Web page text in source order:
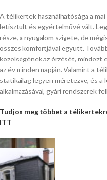
A télikertek használhatósága a
letisztult és egyértelművé vált.
része, a nyugalom szigete, de
összes komfortjával együtt.
közelségének az érzését, mindezt
az év minden napján. Valamint a
statikailag legyen méretezve, és
alkalmazásával, gyári rendszerek
Tudjon meg többet a
ITT